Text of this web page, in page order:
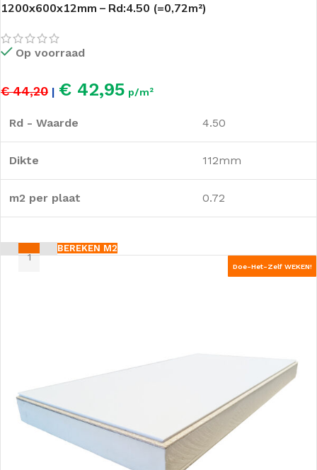
1200x600x12mm – Rd:4.50 (=0,72m²)
Op voorraad
€ 44,20 | € 42,95 p/m²
Rd - Waarde 4.50
Dikte 112mm
m2 per plaat 0.72
BEREKEN M2
Doe-Het-Zelf WEKEN!